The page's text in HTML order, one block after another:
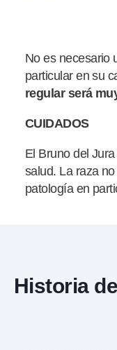
No es necesario
particular en su
regular será
CUIDADOS
El Bruno del
salud. La raza
patología en
Historia